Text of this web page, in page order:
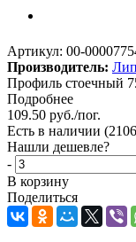
Артикул: 00-
Производитель:
Профиль стоечный
Подробнее
109.50 руб./пог.
Есть в наличии
Нашли дешевле?
-
В корзину
Поделиться